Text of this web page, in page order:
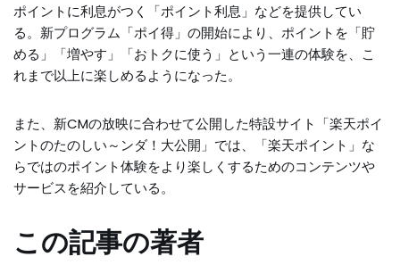
ポイントに利息がつく「ポイント利息」などを提供してい
る。新プログラム「ポイ得」の開始により、ポイントを「貯
める」「増やす」「おトクに使う」という一連の体験を、こ
れまで以上に楽しめるようになった。
また、新CMの放映に合わせて公開した特設サイト「楽天ポイ
ントのたのしい～ンダ！大公開」では、「楽天ポイント」な
らではのポイント体験をより楽しくするためのコンテンツや
サービスを紹介している。
この記事の著者